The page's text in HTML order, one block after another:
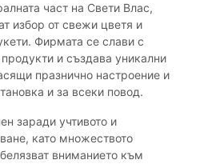
част на Свети Влас,
избор от свежи цветя и
Фирмата се слави с
и създава уникални
празнично настроение и
и за всеки повод.
заради учтивото и
като множеството
вниманието към